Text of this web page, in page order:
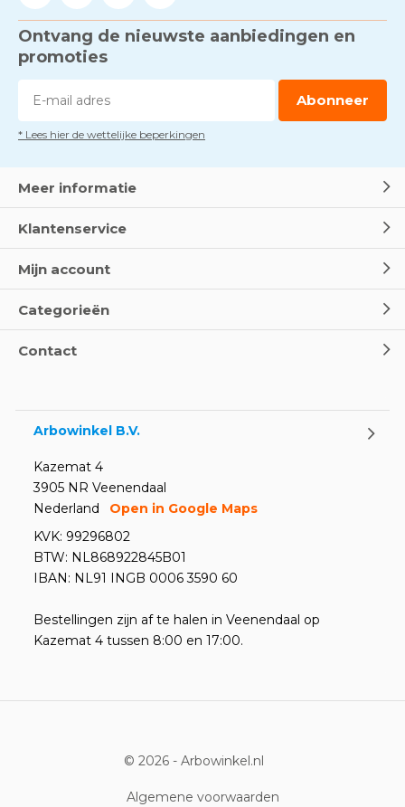
Ontvang de nieuwste aanbiedingen en
promoties
Abonneer
* Lees hier de wettelijke beperkingen
Meer informatie
Klantenservice
Mijn account
Categorieën
Contact
Arbowinkel B.V.
Kazemat 4
3905 NR Veenendaal
Nederland
Open in Google Maps
KVK: 99296802
BTW: NL868922845B01
IBAN: NL91 INGB 0006 3590 60
Bestellingen zijn af te halen in Veenendaal op
Kazemat 4 tussen 8:00 en 17:00.
© 2026 - Arbowinkel.nl
Algemene voorwaarden